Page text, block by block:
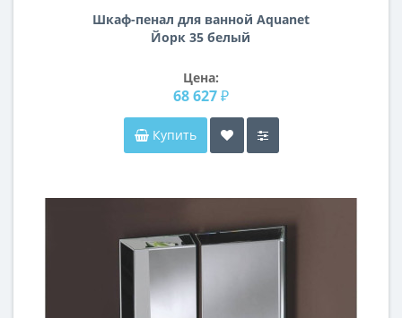
Шкаф-пенал для ванной Aquanet
Йорк 35 белый
Цена:
68 627 ₽
Купить